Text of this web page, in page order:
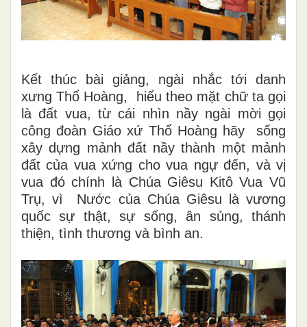
Kết thúc bài giảng, ngài nhắc tới danh
xưng Thổ Hoàng, hiểu theo mặt chữ ta gọi
là đất vua, từ cái nhìn nầy ngài mời gọi
công đoàn Giáo xứ Thổ Hoàng hãy sống
xây dựng mảnh đất nầy thành một mảnh
đất của vua xứng cho vua ngự đến, và vị
vua đó chính là Chúa Giêsu Kitô Vua Vũ
Trụ, vì Nước của Chúa Giêsu là vương
quốc sự thật, sự sống, ân sủng, thánh
thiện, tình thương và bình an.